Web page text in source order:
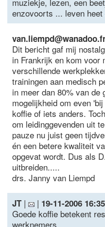
enzovoorts ... leven
Dit bericht gaf mij
in Frankrijk en kom voor
verschillende
trainingen aan medisch
in meer dan 80% van de
mogelijkheid om even
koffie of iets anders.
om leidinggevenden uit
pauze nu juist geen
én een betere kwaliteit
opgevat wordt. Dus als
uitbreiden.....
drs. Janny van Liempd
JT| | 19-11-2006 16:35
Goede koffie betekent
werknemers.